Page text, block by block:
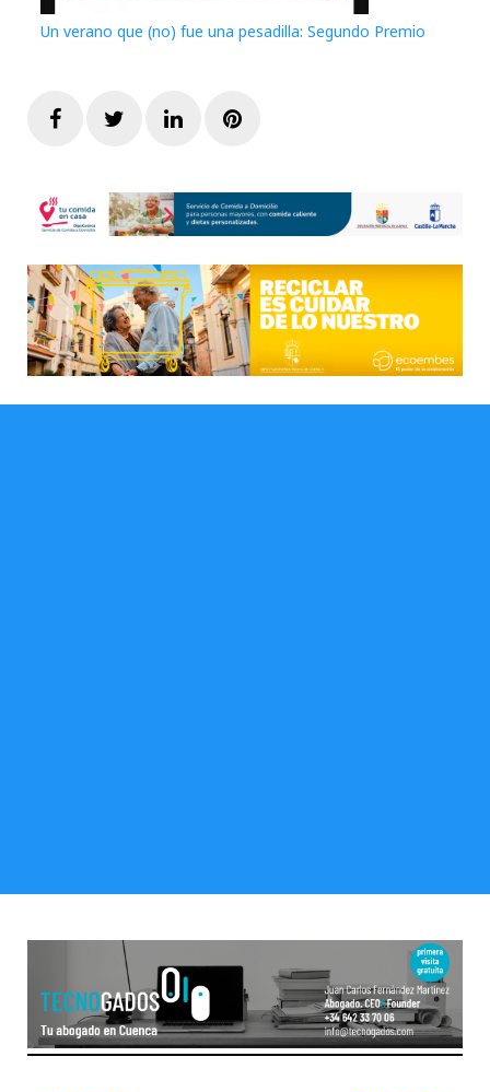
Un verano que (no) fue una pesadilla: Segundo Premio
FacebookTwitterLinkedInPinterest